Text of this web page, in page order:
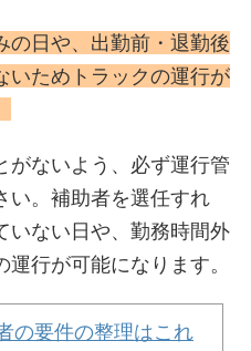
の日や、出勤前・退勤後
いためトラックの運行が
がないよう、必ず運行管
い。補助者を選任すれ
いない日や、勤務時間外
行が可能になります。
の要件の整理はこれ